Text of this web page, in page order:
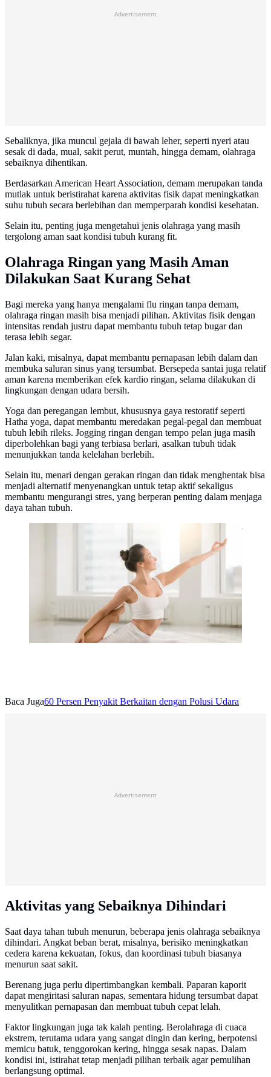
Advertisement
Sebaliknya, jika muncul gejala di bawah leher, seperti nyeri atau
sesak di dada, mual, sakit perut, muntah, hingga demam, olahraga
sebaiknya dihentikan.
Berdasarkan American Heart Association, demam merupakan tanda
mutlak untuk beristirahat karena aktivitas fisik dapat meningkatkan
suhu tubuh secara berlebihan dan memperparah kondisi kesehatan.
Selain itu, penting juga mengetahui jenis olahraga yang masih
tergolong aman saat kondisi tubuh kurang fit.
Olahraga Ringan yang Masih Aman
Dilakukan Saat Kurang Sehat
Bagi mereka yang hanya mengalami flu ringan tanpa demam,
olahraga ringan masih bisa menjadi pilihan. Aktivitas fisik dengan
intensitas rendah justru dapat membantu tubuh tetap bugar dan
terasa lebih segar.
Jalan kaki, misalnya, dapat membantu pernapasan lebih dalam dan
membuka saluran sinus yang tersumbat. Bersepeda santai juga relatif
aman karena memberikan efek kardio ringan, selama dilakukan di
lingkungan dengan udara bersih.
Yoga dan peregangan lembut, khususnya gaya restoratif seperti
Hatha yoga, dapat membantu meredakan pegal-pegal dan membuat
tubuh lebih rileks. Jogging ringan dengan tempo pelan juga masih
diperbolehkan bagi yang terbiasa berlari, asalkan tubuh tidak
menunjukkan tanda kelelahan berlebih.
Selain itu, menari dengan gerakan ringan dan tidak menghentak bisa
menjadi alternatif menyenangkan untuk tetap aktif sekaligus
membantu mengurangi stres, yang berperan penting dalam menjaga
daya tahan tubuh.
seperti Hatha yoga, dapat membantu meredakan pegal-
pegal dan membuat tubuh lebih rileks. (copyright
Baca Juga60 Persen Penyakit Berkaitan dengan Polusi Udara
Advertisement
Aktivitas yang Sebaiknya Dihindari
Saat daya tahan tubuh menurun, beberapa jenis olahraga sebaiknya
dihindari. Angkat beban berat, misalnya, berisiko meningkatkan
cedera karena kekuatan, fokus, dan koordinasi tubuh biasanya
menurun saat sakit.
Berenang juga perlu dipertimbangkan kembali. Paparan kaporit
dapat mengiritasi saluran napas, sementara hidung tersumbat dapat
menyulitkan pernapasan dan membuat tubuh cepat lelah.
Faktor lingkungan juga tak kalah penting. Berolahraga di cuaca
ekstrem, terutama udara yang sangat dingin dan kering, berpotensi
memicu batuk, tenggorokan kering, hingga sesak napas. Dalam
kondisi ini, istirahat tetap menjadi pilihan terbaik agar pemulihan
berlangsung optimal.